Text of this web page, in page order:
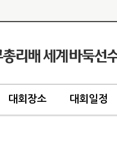
대회장소 대회일정